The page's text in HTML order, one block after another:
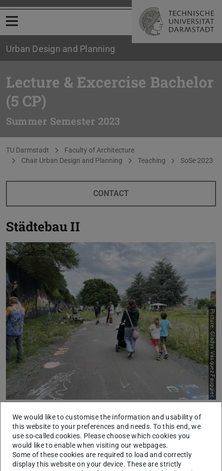
Open menu
Urban Design and Planning
Lecture & Excercise Bachelor
(5 CP)
Summer Semester 2023
You are here:
TU Darmstadt
Faculty of Architecture
Chair Urban Design and Planning
Teaching SoSe 2023
CONTACT
Städtebau II
Picture: Gladys Vásquez Fauggier
Die Vorlesungen und Übungen vermitteln Grundlagen des
städtebaulichen Entwerfens. Dabei werden räumliche und
gestalterische, ebenso wie soziokulturelle, ökologische
und ökonomische Rahmenbedingungen berücksichtigt.
We would like to customise the information and usability of
this website to your preferences and needs. To this end, we
use so-called cookies. Please choose which cookies you
would like to enable when visiting our webpages.
Some of these cookies are required to load and correctly
display this website on your device. These are strictly